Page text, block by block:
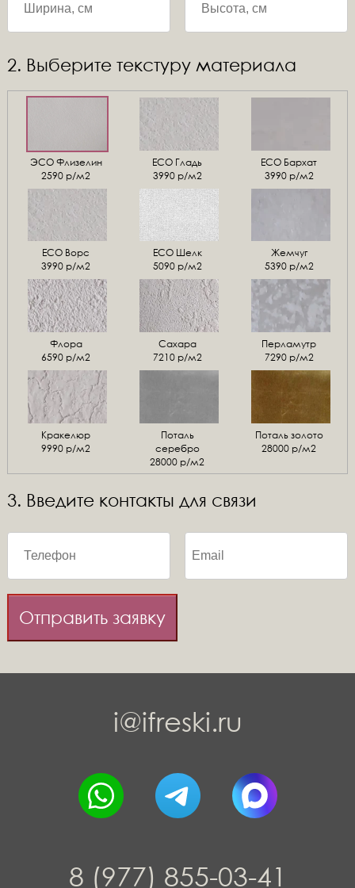
2. Выберите текстуру материала
ЭСО Флизелин
2590 р/м2
ЕСО Гладь
3990 р/м2
ECO Бархат
3990 р/м2
ЕСО Ворс
3990 р/м2
ЕСО Шелк
5090 р/м2
Жемчуг
5390 р/м2
Флора
6590 р/м2
Сахара
7210 р/м2
Перламутр
7290 р/м2
Кракелюр
9990 р/м2
Поталь
серебро
28000 р/м2
Поталь золото
28000 р/м2
3. Введите контакты для связи
Отправить заявку
i@ifreski.ru
8 (977) 855-03-41